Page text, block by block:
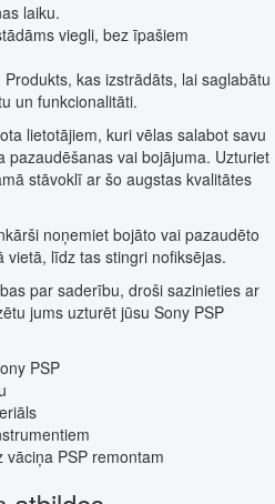
laiku.
viegli, bez īpašiem
Produkts, kas izstrādāts, lai saglabātu
un funkcionalitāti.
lietotājiem, kuri vēlas salabot savu
pazaudēšanas vai bojājuma. Uzturiet
stāvoklī ar šo augstas kvalitātes
noņemiet bojāto vai pazaudēto
līdz tas stingri nofiksējas.
par saderību, droši sazinieties ar
jums uzturēt jūsu Sony PSP
PSP
vāciņa PSP remontam